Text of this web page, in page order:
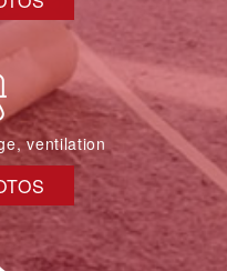
ventilation